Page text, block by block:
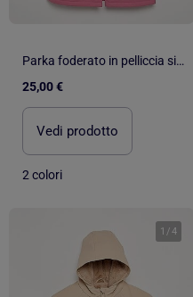
Parka foderato in pelliccia sintetica
25,00 €
Vedi prodotto
2 colori
1 /4